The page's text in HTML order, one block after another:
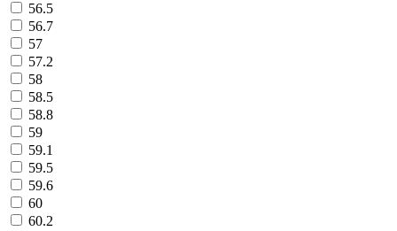
56.5
56.7
57
57.2
58
58.5
58.8
59
59.1
59.5
59.6
60
60.2